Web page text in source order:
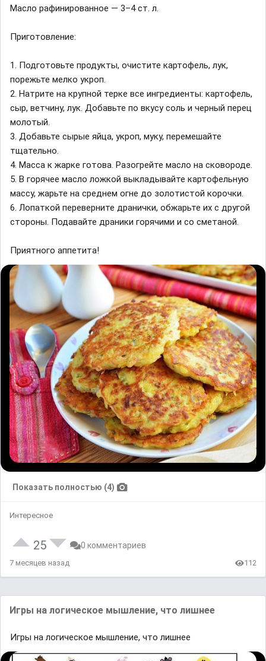
Масло рафинированное — 3–4 ст. л.
Приготовление:
1. Подготовьте продукты, очистите картофель, лук,
порежьте мелко укроп.
2. Натрите на крупной терке все ингредиенты: картофель,
сыр, ветчину, лук. Добавьте по вкусу соль и черный перец
молотый.
3. Добавьте сырые яйца, укроп, муку, перемешайте
тщательно.
4. Масса к жарке готова. Разогрейте масло на сковороде.
5. В горячее масло ложкой выкладывайте картофельную
массу, жарьте на среднем огне до золотистой корочки.
6. Лопаткой переверните дранички, обжарьте их с другой
стороны. Подавайте драники горячими и со сметаной.
Приятного аппетита!
Показать полностью (4)
Интересное
25 0 комментариев
7 месяцев назад 112
Игры на логическое мышление, что лишнее
Игры на логическое мышление, что лишнее